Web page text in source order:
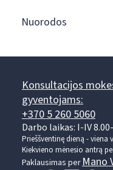
Nuorodos
Konsultacijos
gyventojams:
+370 5 260 5060
Darbo laikas: I-IV
Prieššventinę dieną - viena
Kiekvieno mėnesio antrą
Paklausimas per Mano